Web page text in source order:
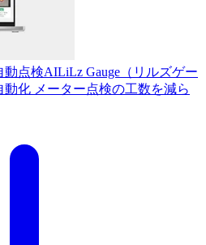
動点検AILiLz Gauge（リルズゲー
化 メーター点検の工数を減ら